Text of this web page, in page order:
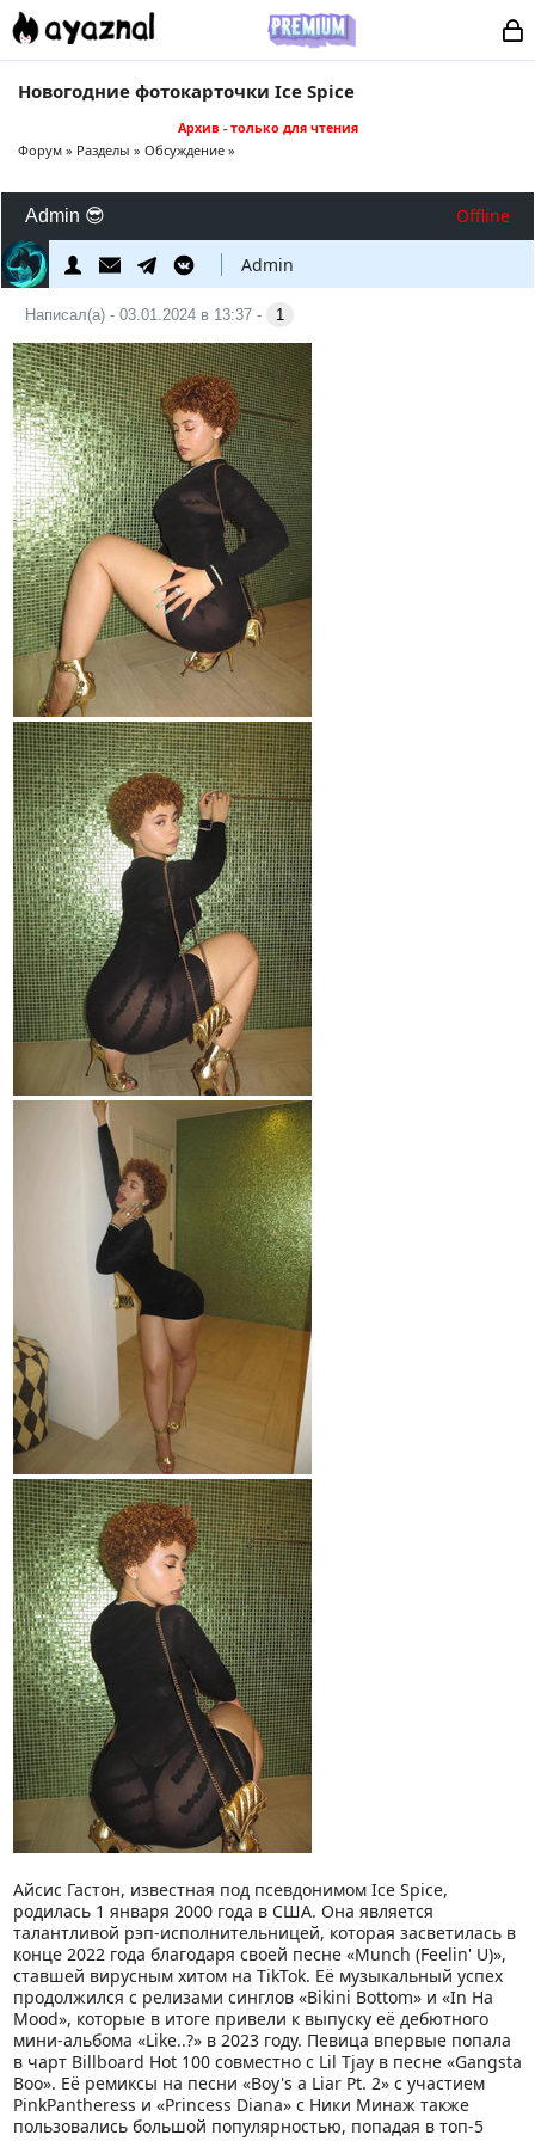
Новогодние фотокарточки Ice Spice
Архив - только для чтения
Форум » Разделы » Обсуждение »
Admin 😎 Offline
Admin
Написал(а) - 03.01.2024 в 13:37 - 1
Айсис Гастон, известная под псевдонимом Ice Spice,
родилась 1 января 2000 года в США. Она является
талантливой рэп-исполнительницей, которая засветилась в
конце 2022 года благодаря своей песне «Munch (Feelin' U)»,
ставшей вирусным хитом на TikTok. Её музыкальный успех
продолжился с релизами синглов «Bikini Bottom» и «In Ha
Mood», которые в итоге привели к выпуску её дебютного
мини-альбома «Like..?» в 2023 году. Певица впервые попала
в чарт Billboard Hot 100 совместно с Lil Tjay в песне «Gangsta
Boo». Её ремиксы на песни «Boy's a Liar Pt. 2» с участием
PinkPantheress и «Princess Diana» с Ники Минаж также
пользовались большой популярностью, попадая в топ-5